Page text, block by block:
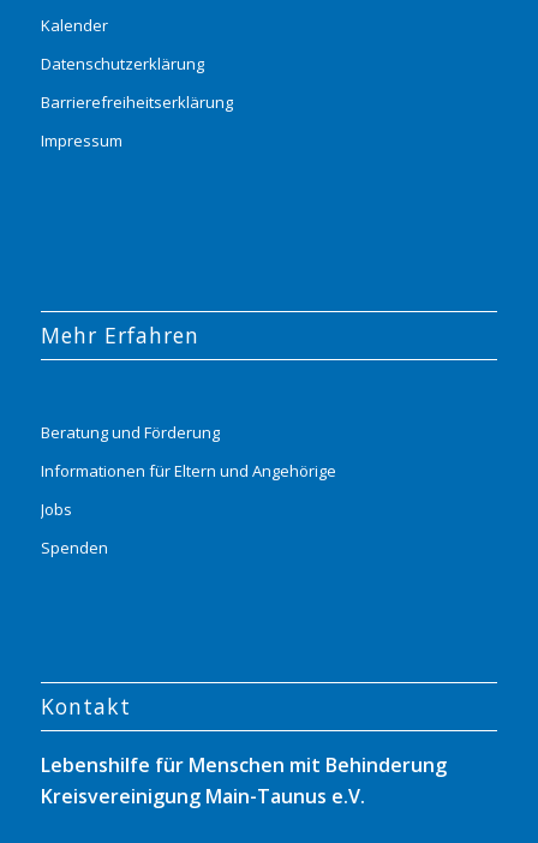
Kalender
Datenschutzerklärung
Barrierefreiheitserklärung
Impressum
Mehr Erfahren
Beratung und Förderung
Informationen für Eltern und Angehörige
Jobs
Spenden
Kontakt
Lebenshilfe für Menschen mit Behinderung
Kreisvereinigung Main-Taunus e.V.